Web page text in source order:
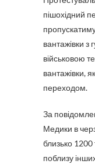
пішохідний
вантажівки
військовою
вантажівки,
переходом.
За
Медики в
близько 1200
поблизу